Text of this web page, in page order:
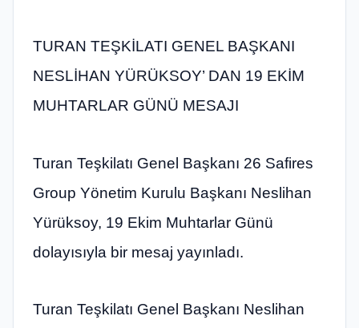
TURAN TEŞKİLATI GENEL BAŞKANI
NESLİHAN YÜRÜKSOY’ DAN 19 EKİM
MUHTARLAR GÜNÜ MESAJI
Turan Teşkilatı Genel Başkanı 26 Safires
Group Yönetim Kurulu Başkanı Neslihan
Yürüksoy, 19 Ekim Muhtarlar Günü
dolayısıyla bir mesaj yayınladı.
Turan Teşkilatı Genel Başkanı Neslihan